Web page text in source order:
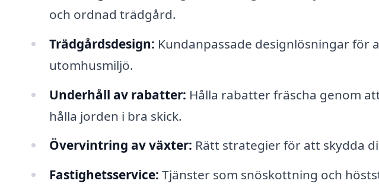
och ordnad trädgård.
Trädgårdsdesign: Kundanpassade designlösningar för
utomhusmiljö.
Underhåll av rabatter: Hålla rabatter fräscha genom
hålla jorden i bra skick.
Övervintring av växter: Rätt strategier för att skydda
Fastighetsservice: Tjänster som snöskottning och